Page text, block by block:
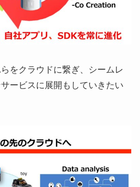
をクラウドに繋ぎ、シームレ
ービスに展開もしていきたい